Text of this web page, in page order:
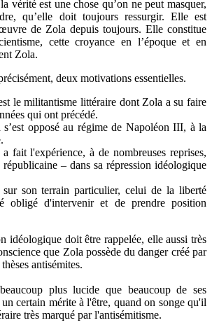
vérité est une chose qu’on ne peut masquer,
qu’elle doit toujours ressurgir. Elle est
de Zola depuis toujours. Elle constitue
cette croyance en l’époque et en
Zola.
deux motivations essentielles.
le militantisme littéraire dont Zola a su faire
qui ont précédé.
opposé au régime de Napoléon III, à la
fait l'expérience, à de nombreuses reprises,
– dans sa répression idéologique
sur son terrain particulier, celui de la liberté
obligé d'intervenir et de prendre position
idéologique doit être rappelée, elle aussi très
que Zola possède du danger créé par
antisémites.
plus lucide que beaucoup de ses
certain mérite à l'être, quand on songe qu'il
très marqué par l'antisémitisme.